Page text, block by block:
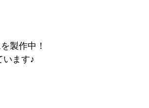
製作中！
います♪